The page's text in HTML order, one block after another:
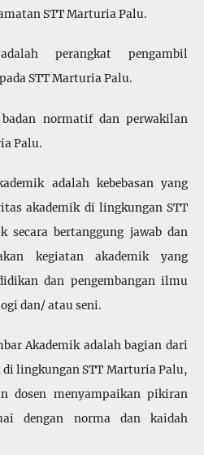
STT Marturia Palu.
perangkat pengambil
STT Marturia Palu.
normatif dan perwakilan
Palu.
adalah kebebasan yang
akademik di lingkungan STT
secara bertanggung jawab dan
kegiatan akademik yang
dan pengembangan ilmu
dan/ atau seni.
Akademik adalah bagian dari
di lingkungan STT Marturia Palu,
dosen menyampai­kan pikiran
dengan norma dan kaidah